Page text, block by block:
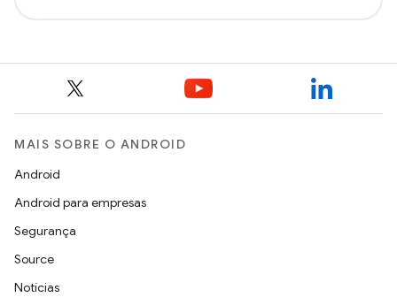
MAIS SOBRE O ANDROID
Android
Android para empresas
Segurança
Source
Notícias